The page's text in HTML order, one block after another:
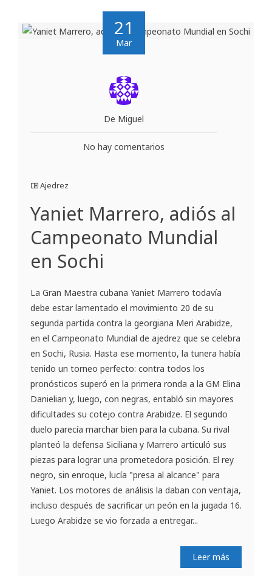
21
Mar
De Miguel
No hay comentarios
Ajedrez
Yaniet Marrero, adiós al
Campeonato Mundial
en Sochi
La Gran Maestra cubana Yaniet Marrero todavía
debe estar lamentado el movimiento 20 de su
segunda partida contra la georgiana Meri Arabidze,
en el Campeonato Mundial de ajedrez que se celebra
en Sochi, Rusia. Hasta ese momento, la tunera había
tenido un torneo perfecto: contra todos los
pronósticos superó en la primera ronda a la GM Elina
Danielian y, luego, con negras, entabló sin mayores
dificultades su cotejo contra Arabidze. El segundo
duelo parecía marchar bien para la cubana. Su rival
planteó la defensa Siciliana y Marrero articuló sus
piezas para lograr una prometedora posición. El rey
negro, sin enroque, lucía "presa al alcance" para
Yaniet. Los motores de análisis la daban con ventaja,
incluso después de sacrificar un peón en la jugada 16.
Luego Arabidze se vio forzada a entregar...
Leer más